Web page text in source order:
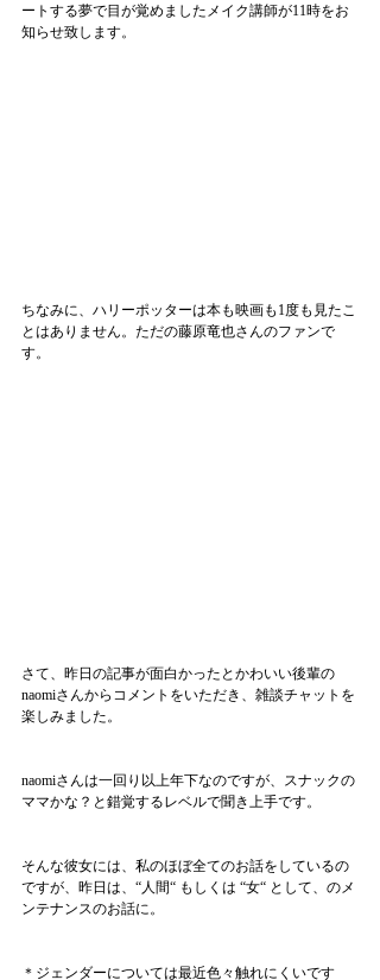
ートする夢で目が覚めましたメイク講師が11時をお
知らせ致します。
ちなみに、ハリーポッターは本も映画も1度も見たこ
とはありません。ただの藤原竜也さんのファンで
す。
さて、昨日の記事が面白かったとかわいい後輩の
naomiさんからコメントをいただき、雑談チャットを
楽しみました。
naomiさんは一回り以上年下なのですが、スナックの
ママかな？と錯覚するレベルで聞き上手です。
そんな彼女には、私のほぼ全てのお話をしているの
ですが、昨日は、“人間“ もしくは “女“ として、のメ
ンテナンスのお話に。
＊ジェンダーについては最近色々触れにくいです